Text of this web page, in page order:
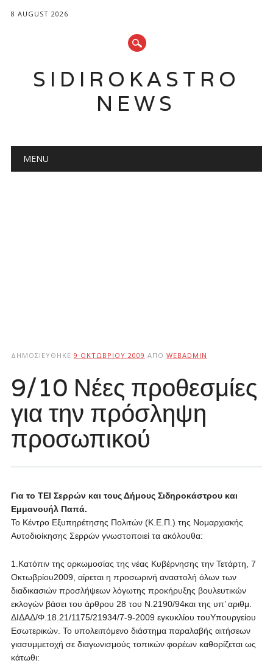
8 AUGUST 2026
SIDIROKASTRO
NEWS
Main menu
MENU
ΔΗΜΟΣΙΕΎΘΗΚΕ 9 ΟΚΤΩΒΡΊΟΥ 2009 ΑΠΌ WEBADMIN
9/10 Νέες προθεσμίες
για την πρόσληψη
προσωπικού
Για το ΤΕΙ Σερρών και τους Δήμους Σιδηροκάστρου και
Εμμανουήλ Παπά.
Το Κέντρο Εξυπηρέτησης Πολιτών (Κ.Ε.Π.) της Νομαρχιακής
Αυτοδιοίκησης Σερρών γνωστοποιεί τα ακόλουθα:
1.Κατόπιν της ορκωμοσίας της νέας Κυβέρνησης την Τετάρτη, 7
Οκτωβρίου2009, αίρεται η προσωρινή αναστολή όλων των
διαδικασιών προσλήψεων λόγωτης προκήρυξης βουλευτικών
εκλογών βάσει του άρθρου 28 του Ν.2190/94και της υπ’ αριθμ.
ΔΙΔΑΔ/Φ.18.21/1175/21934/7-9-2009 εγκυκλίου τουΥπουργείου
Εσωτερικών. Το υπολειπόμενο διάστημα παραλαβής αιτήσεων
γιασυμμετοχή σε διαγωνισμούς τοπικών φορέων καθορίζεται ως
κάτωθι: